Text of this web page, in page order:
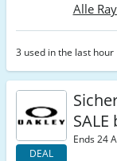
Alle
3 used in the last hour
DEAL
Ends 24